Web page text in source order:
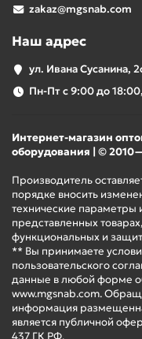
zakaz@mgsnab.com
Наш адрес
ул. Ивана Сусанина,
Пн-Пт с 9:00 до
Интернет-магазин
оборудования | ©
Производитель
порядке вносить
технические параметры
представленных
функциональных и
** Вы принимаете
пользовательского
данные в любой форме
www.mgsnab.com.
информация
является публичной
437 ГК РФ.